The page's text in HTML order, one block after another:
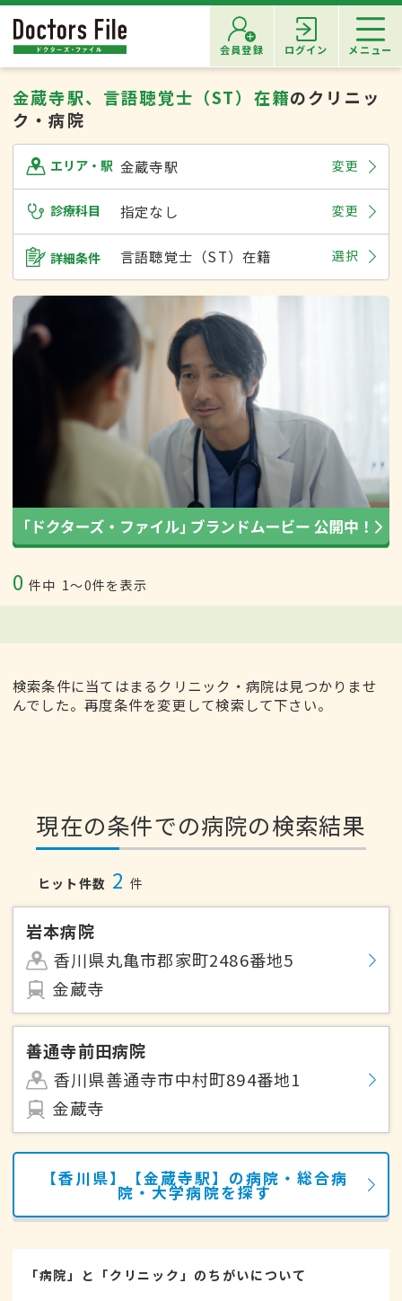
会員登録 ログイン メニュー
金蔵寺駅、言語聴覚士（ST）在籍のクリニッ
ク・病院
エリア・駅 金蔵寺駅 変更
診療科目 指定なし 変更
詳細条件 言語聴覚士（ST）在籍 選択
0 件中 1〜0件を表示
検索条件に当てはまるクリニック・病院は見つかりませ
んでした。再度条件を変更して検索して下さい。
現在の条件での病院の検索結果
ヒット件数 2 件
岩本病院
香川県丸亀市郡家町2486番地5
金蔵寺
善通寺前田病院
香川県善通寺市中村町894番地1
金蔵寺
【香川県】【金蔵寺駅】の病院・総合病
院・大学病院を探す
「病院」と「クリニック」のちがいについて